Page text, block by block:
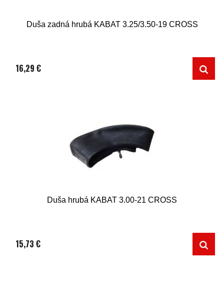
Duša zadná hrubá KABAT 3.25/3.50-19 CROSS
16,29 €
Duša hrubá KABAT 3.00-21 CROSS
15,73 €